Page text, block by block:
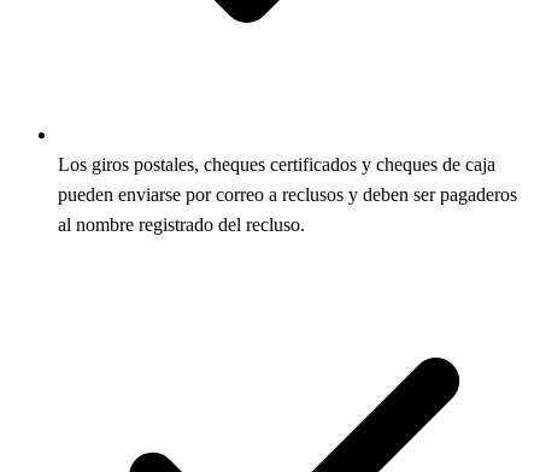
Los giros postales, cheques certificados y cheques de caja
pueden enviarse por correo a reclusos y deben ser pagaderos
al nombre registrado del recluso.